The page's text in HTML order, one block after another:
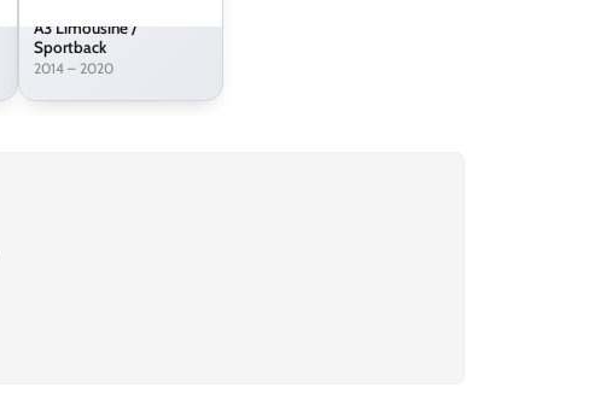
A3 Limousine /
Sportback
2014 – 2020